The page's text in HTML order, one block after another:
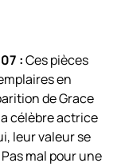
:Ces pièces
en
de Grace
célèbre actrice
leur valeur se
mal pour une